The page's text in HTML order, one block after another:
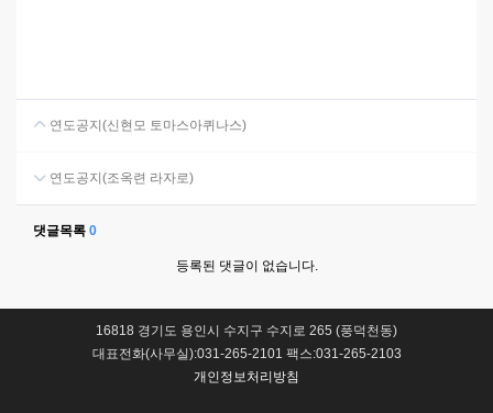
연도공지(신현모 토마스아퀴나스)
연도공지(조옥련 라자로)
댓글목록 0
등록된 댓글이 없습니다.
16818 경기도 용인시 수지구 수지로 265 (풍덕천동)
대표전화(사무실):031-265-2101 팩스:031-265-2103
개인정보처리방침